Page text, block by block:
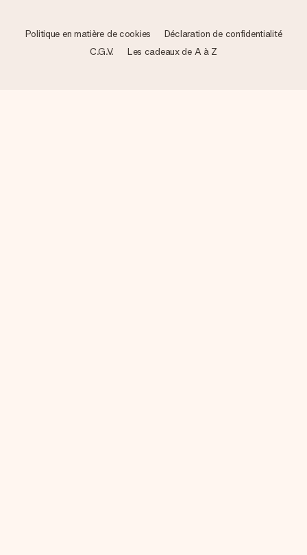
Politique en matière de cookies
Déclaration de confidentialité
C.G.V.
Les cadeaux de A à Z